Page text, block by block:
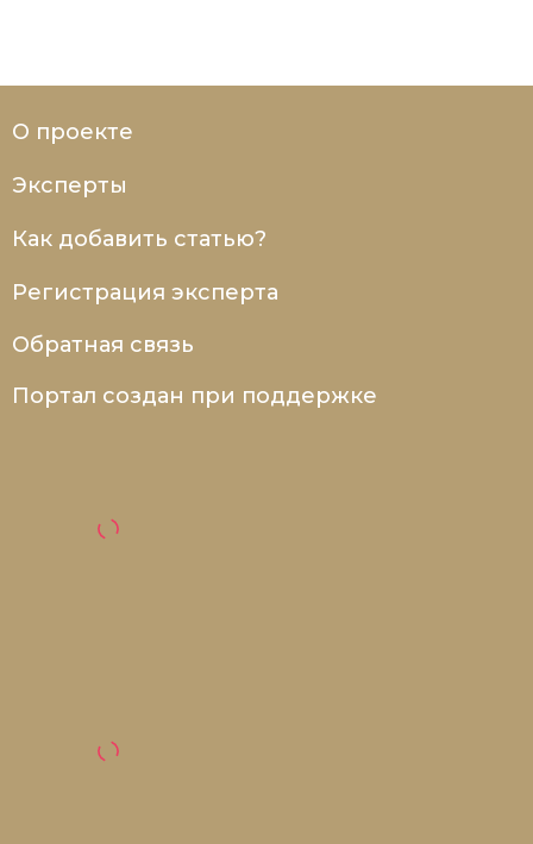
О проекте
Эксперты
Как добавить статью?
Регистрация эксперта
Обратная связь
Портал создан при поддержке